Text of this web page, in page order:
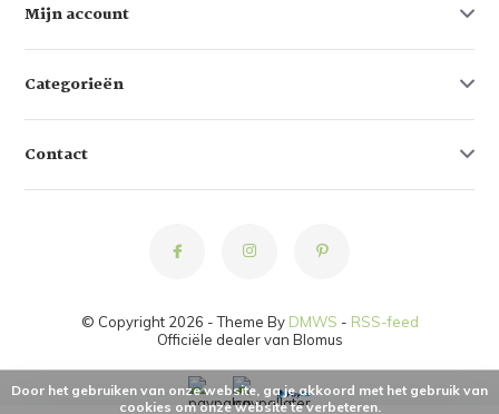
Mijn account
Categorieën
Contact
© Copyright 2026 - Theme By DMWS - RSS-feed
Officiële dealer van Blomus
Door het gebruiken van onze website, ga je akkoord met het gebruik van
cookies om onze website te verbeteren.